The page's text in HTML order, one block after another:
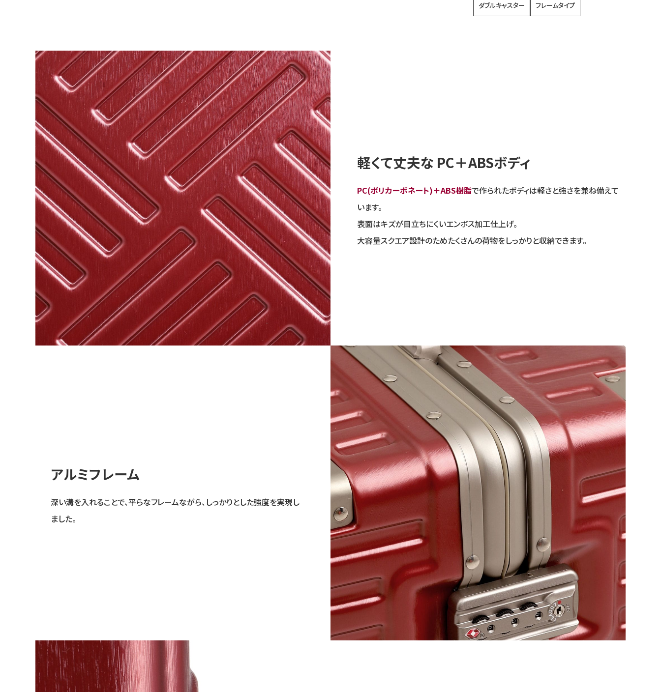
ダブルキャスター フレームタイプ
軽くて丈夫な PC＋ABSボディ
PC(ポリカーボネート)＋ABS樹脂で作られたボディは軽さと強さを兼ね備えて
います。
表面はキズが目立ちにくいエンボス加工仕上げ。
大容量スクエア設計のためたくさんの荷物をしっかりと収納できます。
アルミフレーム
深い溝を入れることで、平らなフレームながら、しっかりとした強度を実現し
ました。